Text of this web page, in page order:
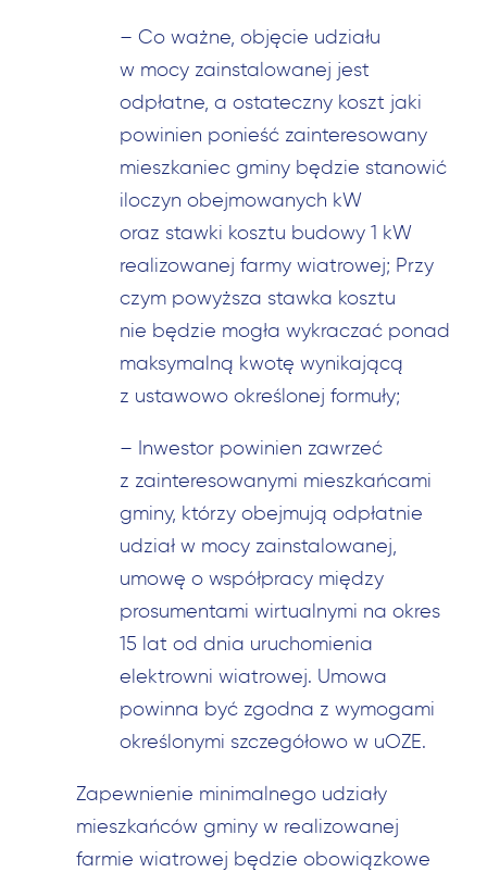
– Co ważne, objęcie udziału
w mocy zainstalowanej jest
odpłatne, a ostateczny koszt jaki
powinien ponieść zainteresowany
mieszkaniec gminy będzie stanowić
iloczyn obejmowanych kW
oraz stawki kosztu budowy 1 kW
realizowanej farmy wiatrowej; Przy
czym powyższa stawka kosztu
nie będzie mogła wykraczać ponad
maksymalną kwotę wynikającą
z ustawowo określonej formuły;
–
Inwestor powinien zawrzeć
z zainteresowanymi mieszkańcami
gminy, którzy obejmują odpłatnie
udział w mocy zainstalowanej,
umowę o współpracy między
prosumentami wirtualnymi na okres
15 lat od dnia uruchomienia
elektrowni wiatrowej. Umowa
powinna być zgodna z wymogami
określonymi szczegółowo w uOZE.
Zapewnienie minimalnego udziały
mieszkańców gminy w realizowanej
farmie wiatrowej będzie obowiązkowe